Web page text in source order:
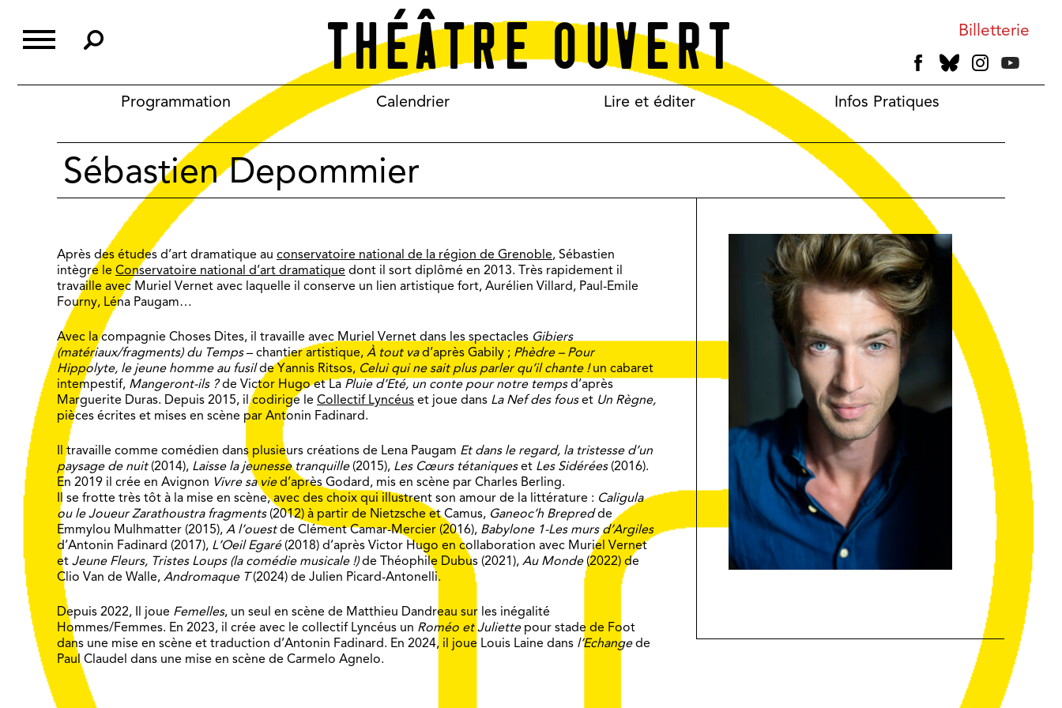
content
Billetterie
Programmation Calendrier Lire et éditer Infos Pratiques
Sébastien Depommier
Après des études d’art dramatique au conservatoire national de la région de Grenoble, Sébastien
intègre le Conservatoire national d’art dramatique dont il sort diplômé en 2013. Très rapidement il
travaille avec Muriel Vernet avec laquelle il conserve un lien artistique fort, Aurélien Villard, Paul-Emile
Fourny, Léna Paugam…
Avec la compagnie Choses Dites, il travaille avec Muriel Vernet dans les spectacles Gibiers
(matériaux/fragments) du Temps– chantier artistique, À tout vad’après Gabily ; Phèdre – Pour
Hippolyte, le jeune homme au fusilde Yannis Ritsos, Celui qui ne sait plus parler qu’il chante !un cabaret
intempestif, Mangeront-ils ?de Victor Hugo et LaPluie d’Eté, un conte pour notre tempsd’après
Marguerite Duras. Depuis 2015, il codirige le Collectif Lyncéus et joue dans La Nef des fouset Un Règne,
pièces écrites et mises en scène par Antonin Fadinard.
Il travaille comme comédien dans plusieurs créations de Lena Paugam Et dans le regard, la tristesse d’un
paysage de nuit(2014), Laisse la jeunesse tranquille (2015), Les Cœurs tétaniqueset Les Sidérées(2016).
En 2019 il crée en Avignon Vivre sa vied’après Godard, mis en scène par Charles Berling.
Il se frotte très tôt à la mise en scène, avec des choix qui illustrent son amour de la littérature : Caligula
ou le Joueur Zarathoustra fragments(2012) à partir de Nietzsche et Camus, Ganeoc’h Brepredde
Emmylou Mulhmatter (2015), A l’ouestde Clément Camar-Mercier (2016), Babylone 1-Les murs d’Argiles
d’Antonin Fadinard (2017), L’Oeil Egaré(2018) d’après Victor Hugo en collaboration avec Muriel Vernet
et Jeune Fleurs, Tristes Loups (la comédie musicale !)de Théophile Dubus (2021), Au Monde(2022) de
Clio Van de Walle, Andromaque T(2024) de Julien Picard-Antonelli.
Depuis 2022, Il joue Femelles, un seul en scène de Matthieu Dandreau sur les inégalité
Hommes/Femmes. En 2023, il crée avec le collectif Lyncéus un Roméo et Juliette pour stade de Foot
dans une mise en scène et traduction d’Antonin Fadinard. En 2024, il joue Louis Laine dans l’Echangede
Paul Claudel dans une mise en scène de Carmelo Agnelo.